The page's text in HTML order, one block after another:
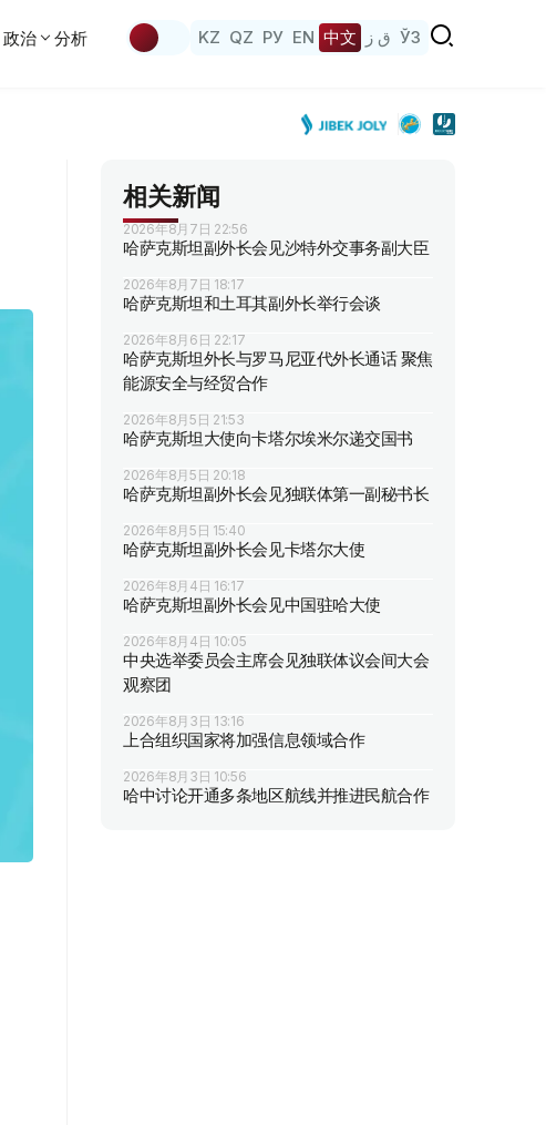
政治 分析 KZ QZ РУ EN 中文 ق ز ЎЗ
相关新闻
2026年8月7日 22:56
哈萨克斯坦副外长会见沙特外交事务副大臣
2026年8月7日 18:17
哈萨克斯坦和土耳其副外长举行会谈
2026年8月6日 22:17
哈萨克斯坦外长与罗马尼亚代外长通话 聚焦
能源安全与经贸合作
2026年8月5日 21:53
哈萨克斯坦大使向卡塔尔埃米尔递交国书
2026年8月5日 20:18
哈萨克斯坦副外长会见独联体第一副秘书长
2026年8月5日 15:40
哈萨克斯坦副外长会见卡塔尔大使
2026年8月4日 16:17
哈萨克斯坦副外长会见中国驻哈大使
2026年8月4日 10:05
中央选举委员会主席会见独联体议会间大会
观察团
2026年8月3日 13:16
上合组织国家将加强信息领域合作
2026年8月3日 10:56
哈中讨论开通多条地区航线并推进民航合作